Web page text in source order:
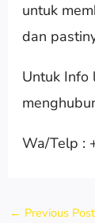
untuk
dan
Untuk Info
Wa/Telp :
← Previous Post